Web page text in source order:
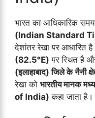
भारत का आधिकारिक
(Indian Standard
देशांतर रेखा पर आधारित
(82.5°E) पर स्थित है
(इलाहाबाद) जिले के नैनी
रेखा को भारतीय मानक
of India) कहा जाता है।